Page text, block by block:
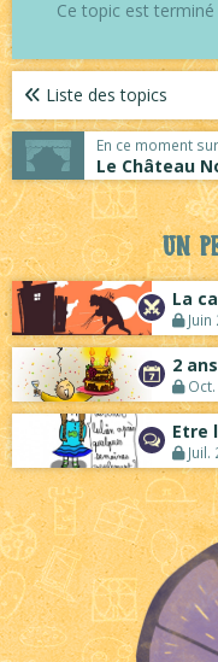
Ce topic est
Liste des topics
En ce moment
Le Château
Un
La
Juin
2
Oct.
Etre
Juil.